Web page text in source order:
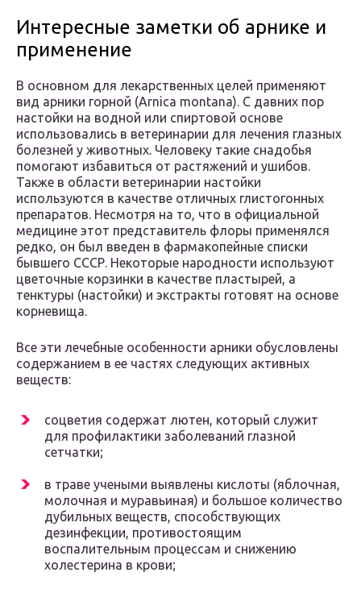
Интересные заметки об арнике и
применение
В основном для лекарственных целей применяют
вид арники горной (Arnica montana). С давних пор
настойки на водной или спиртовой основе
использовались в ветеринарии для лечения глазных
болезней у животных. Человеку такие снадобья
помогают избавиться от растяжений и ушибов.
Также в области ветеринарии настойки
используются в качестве отличных глистогонных
препаратов. Несмотря на то, что в официальной
медицине этот представитель флоры применялся
редко, он был введен в фармакопейные списки
бывшего СССР. Некоторые народности используют
цветочные корзинки в качестве пластырей, а
тенктуры (настойки) и экстракты готовят на основе
корневища.
Все эти лечебные особенности арники обусловлены
содержанием в ее частях следующих активных
веществ:
соцветия содержат лютен, который служит
для профилактики заболеваний глазной
сетчатки;
в траве учеными выявлены кислоты (яблочная,
молочная и муравьиная) и большое количество
дубильных веществ, способствующих
дезинфекции, противостоящим
воспалительным процессам и снижению
холестерина в крови;